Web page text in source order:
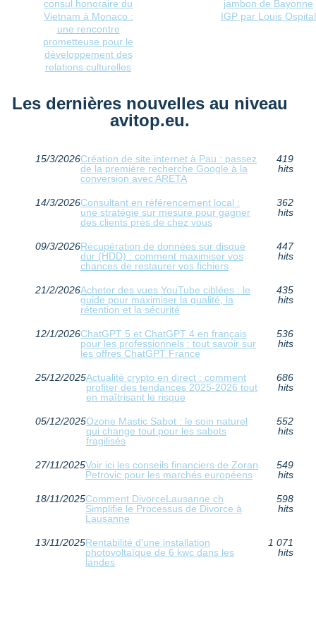
consul honoraire du
Vietnam à Monaco :
une rencontre
prometteuse pour le
développement des
relations culturelles
jambon de Bayonne
IGP par Louis Ospital
Les dernières nouvelles au niveau
avitop.eu.
15/3/2026Création de site internet à Pau : passez
de la première recherche Google à la
conversion avec ARETA
419
hits
14/3/2026Consultant en référencement local :
une stratégie sur mesure pour gagner
des clients près de chez vous
362
hits
09/3/2026Récupération de données sur disque
dur (HDD) : comment maximiser vos
chances de restaurer vos fichiers
447
hits
21/2/2026Acheter des vues YouTube ciblées : le
guide pour maximiser la qualité, la
rétention et la sécurité
435
hits
12/1/2026ChatGPT 5 et ChatGPT 4 en français
pour les professionnels : tout savoir sur
les offres ChatGPT France
536
hits
25/12/2025Actualité crypto en direct : comment
profiter des tendances 2025-2026 tout
en maîtrisant le risque
686
hits
05/12/2025Ozone Mastic Sabot : le soin naturel
qui change tout pour les sabots
fragilisés
552
hits
27/11/2025Voir ici les conseils financiers de Zoran
Petrovic pour les marchés européens
549
hits
18/11/2025Comment DivorceLausanne.ch
Simplifie le Processus de Divorce à
Lausanne
598
hits
13/11/2025Rentabilité d'une installation
photovoltaïque de 6 kwc dans les
landes
1 071
hits